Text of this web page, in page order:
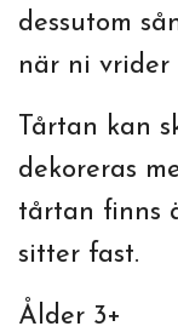
dessutom
när ni vrider
Tårtan kan
dekoreras
tårtan finns
sitter fast.
Ålder 3+